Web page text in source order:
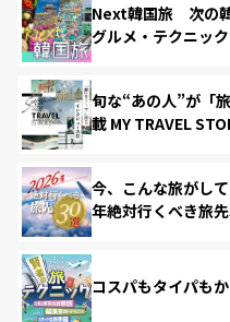
Next韓国旅 次の韓
グルメ・テクニック
旬な“あの人”が「
載 MY TRAVEL
今、こんな旅がし
年絶対行くべき旅
コスパもタイパも